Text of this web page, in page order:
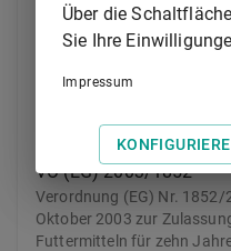
Verordnung (EG) Nr.
Oktober 2003 zur
unbefristeten Zulassung
VO (EG) 2003/1852
Verordnung (EG) Nr. 1852/
Oktober 2003 zur
Futtermitteln für zehn
Über die Schaltfläche
Sie Ihre
Impressum